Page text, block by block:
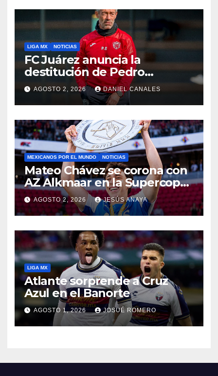
LIGA MX NOTICIAS
FC Juárez anuncia la
destitución de Pedro
Caixinha
AGOSTO 2, 2026 DANIEL CANALES
MEXICANOS POR EL MUNDO NOTICIAS
Mateo Chávez se corona con
AZ Alkmaar en la Supercopa
de Países Bajos
AGOSTO 2, 2026 JESÚS ANAYA
LIGA MX
Atlante sorprende a Cruz
Azul en el Banorte
AGOSTO 1, 2026 JOSUÉ ROMERO